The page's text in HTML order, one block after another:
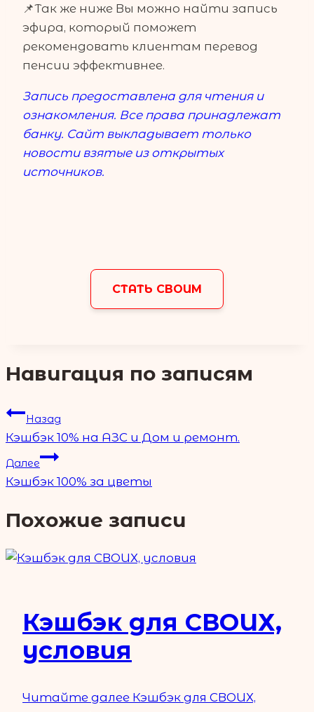
📌Так же ниже Вы можно найти запись
эфира, который поможет
рекомендовать клиентам перевод
пенсии эффективнее.
Запись предоставлена для чтения и
ознакомления. Все права принадлежат
банку. Сайт выкладывает только
новости взятые из открытых
источников.
СТАТЬ СВОИМ
Навигация по записям
Назад
Кэшбэк 10% на АЗС и Дом и ремонт.
Далее
Кэшбэк 100% за цветы
Похожие записи
Кэшбэк для СВОИХ,
условия
Читайте далее Кэшбэк для СВОИХ,